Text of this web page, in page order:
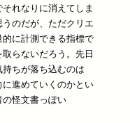
れなりに消えてしま
のだが、ただクリエ
に計測できる指標で
らないだろう。先日
ちが落ち込むのは
に進めていくのかとい
の怪文書っぽい